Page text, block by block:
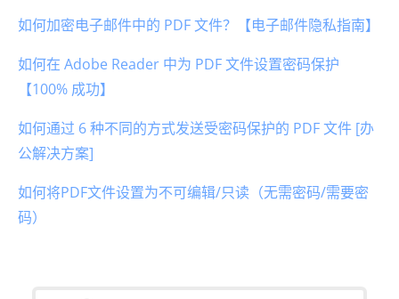
如何加密电子邮件中的 PDF 文件？【电子邮件隐私指南】
如何在 Adob​​e Reader 中为 PDF 文件设置密码保护
【100% 成功】
如何通过 6 种不同的方式发送受密码保护的 PDF 文件 [办
公解决方案]
如何将PDF文件设置为不可编辑/只读（无需密码/需要密
码）